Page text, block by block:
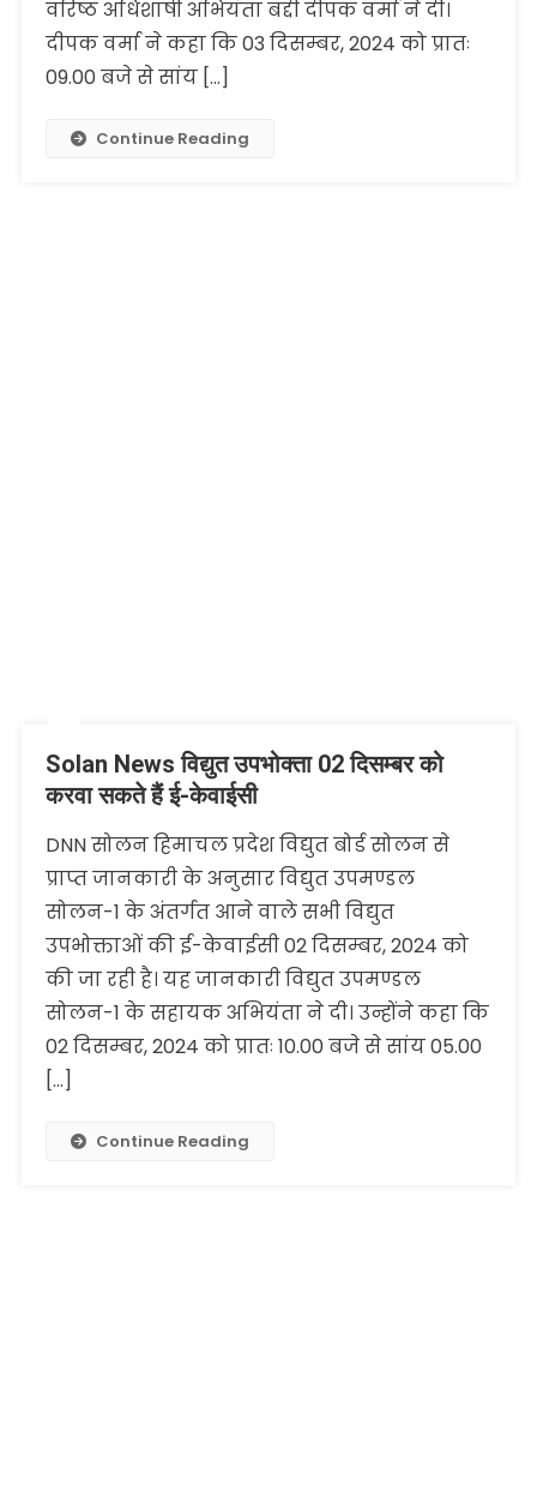
वरिष्ठ अधिशाषी अभियंता बद्दी दीपक वर्मा ने दी।
दीपक वर्मा ने कहा कि 03 दिसम्बर, 2024 को प्रातः
09.00 बजे से सांय […]
Continue Reading
Solan News विद्युत उपभोक्ता 02 दिसम्बर को
करवा सकते हैं ई-केवाईसी
DNN सोलन हिमाचल प्रदेश विद्युत बोर्ड सोलन से
प्राप्त जानकारी के अनुसार विद्युत उपमण्डल
सोलन-1 के अंतर्गत आने वाले सभी विद्युत
उपभोक्ताओं की ई-केवाईसी 02 दिसम्बर, 2024 को
की जा रही है। यह जानकारी विद्युत उपमण्डल
सोलन-1 के सहायक अभियंता ने दी। उन्होंने कहा कि
02 दिसम्बर, 2024 को प्रातः 10.00 बजे से सांय 05.00
[…]
Continue Reading